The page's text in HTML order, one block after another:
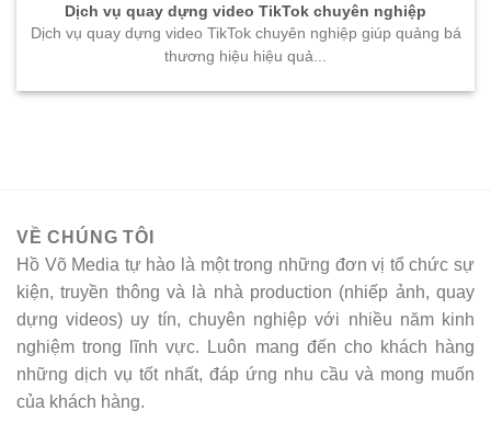
Dịch vụ quay dựng video TikTok chuyên nghiệp
Dịch vụ quay dựng video TikTok chuyên nghiệp giúp quảng bá
thương hiệu hiệu quả...
VỀ CHÚNG TÔI
Hồ Võ Media tự hào là một trong những đơn vị tổ chức sự
kiện, truyền thông và là nhà production (nhiếp ảnh, quay
dựng videos) uy tín, chuyên nghiệp với nhiều năm kinh
nghiệm trong lĩnh vực. Luôn mang đến cho khách hàng
những dịch vụ tốt nhất, đáp ứng nhu cầu và mong muốn
của khách hàng.